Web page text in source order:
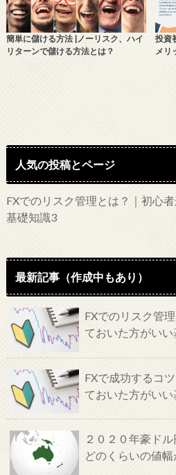
簡単に儲ける方法 |ノーリスク、ハイ
リターンで儲ける方法とは？
投資
メリ
人気の投稿とページ
FXでのリスク管理とは？｜初心
基礎知識3
最新記事（作成中もあり）
FXでのリスク管
ておいた方がい
FXで成功するコ
ておいた方がい
２０２０年豪ド
どのくらいの値